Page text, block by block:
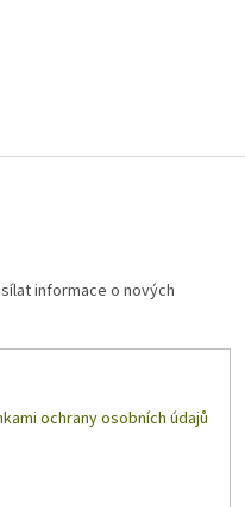
informace o nových
ochrany osobních údajů